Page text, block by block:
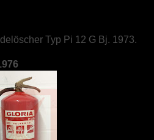
Typ Pi 12 G Bj. 1973.